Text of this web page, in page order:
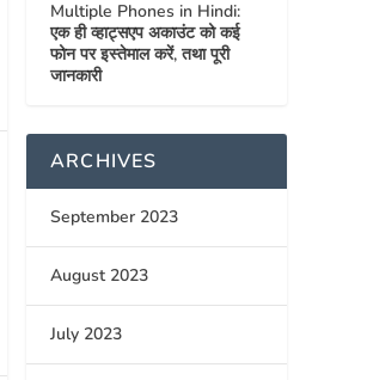
Multiple Phones in Hindi:
एक ही व्हाट्सएप अकाउंट को कई
फोन पर इस्तेमाल करें, तथा पूरी
जानकारी
ARCHIVES
September 2023
August 2023
July 2023